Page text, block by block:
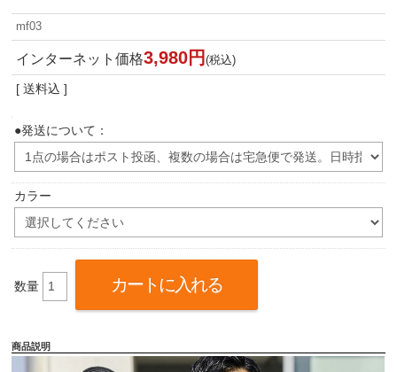
mf03
インターネット価格3,980円(税込)
[ 送料込 ]
●発送について：
カラー
数量
商品説明